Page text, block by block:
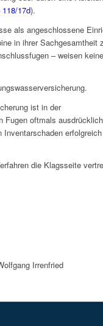
17d).
als angeschlossene
in ihrer Sachgesamtheit
– weisen keine
ist in der
Fugen oftmals ausdrücklich
erfolgreich
die Klagsseite
Irrenfried